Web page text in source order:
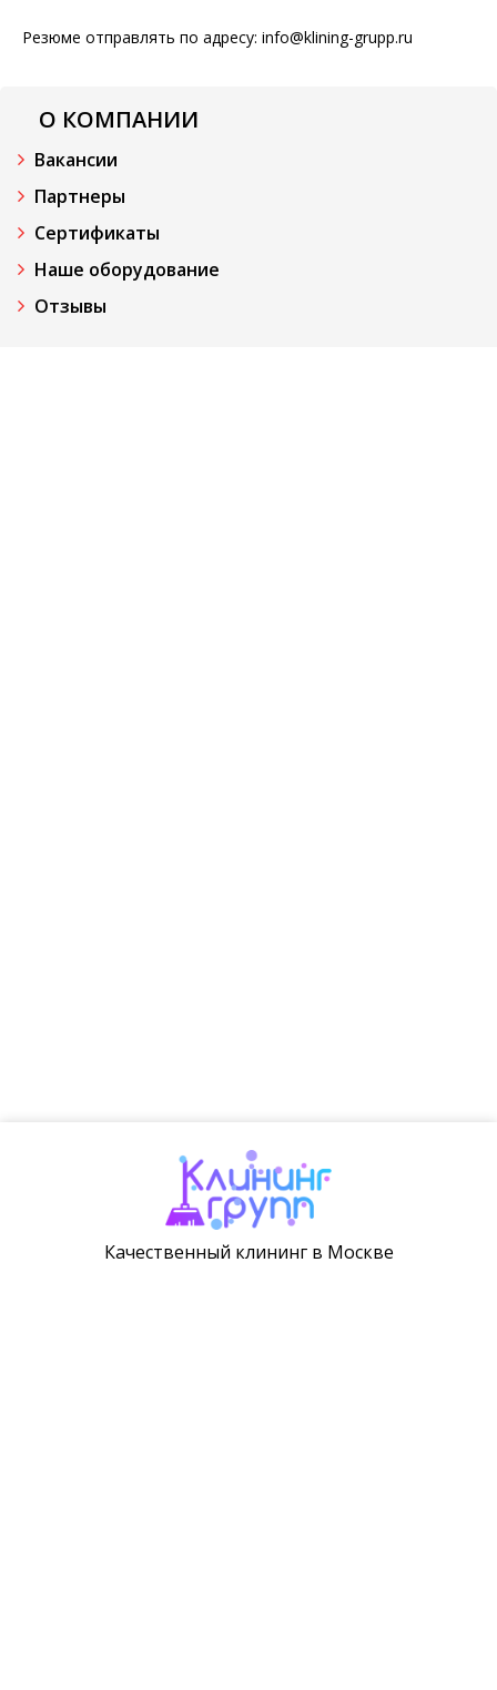
О КОМПАНИИ
Вакансии
Партнеры
Сертификаты
Наше оборудование
Отзывы
Резюме отправлять по адресу: info@klining-grupp.ru
Качественный клининг в Москве